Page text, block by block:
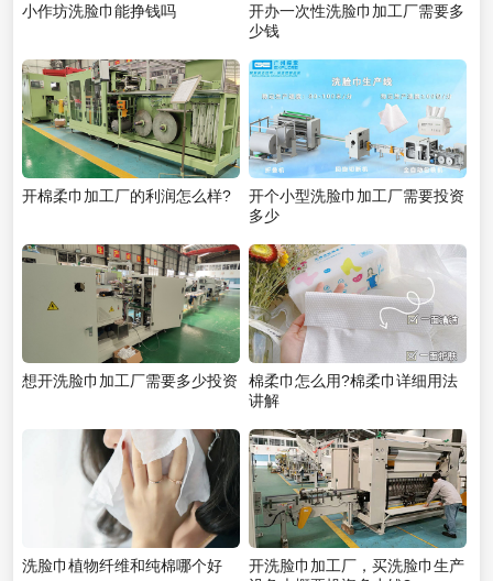
小作坊洗脸巾能挣钱吗
开办一次性洗脸巾加工厂需要多
少钱
开棉柔巾加工厂的利润怎么样?
开个小型洗脸巾加工厂需要投资
多少
想开洗脸巾加工厂需要多少投资
棉柔巾怎么用?棉柔巾详细用法
讲解
洗脸巾植物纤维和纯棉哪个好
开洗脸巾加工厂，买洗脸巾生产